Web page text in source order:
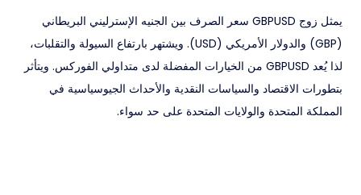
يمثل زوج GBPUSD سعر الصرف بين الجنيه الإسترليني البريطاني
(GBP) والدولار الأمريكي (USD). ويشتهر بارتفاع السيولة والتقلبات،
لذا يُعد GBPUSD من الخيارات المفضلة لدى متداولي الفوركس. ويتأثر
بتطورات الاقتصاد والسياسات النقدية والأحداث الجيوسياسية في
المملكة المتحدة والولايات المتحدة على حد سواء.